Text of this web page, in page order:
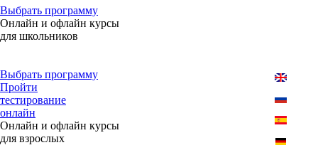
Выбрать программу
Онлайн и офлайн курсы
для школьников
Выбрать программу
Пройти
тестирование
онлайн
Онлайн и офлайн курсы
для взрослых